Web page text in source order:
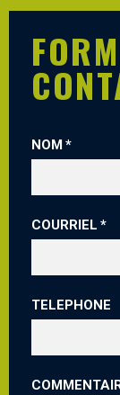
NOM
COURRIEL
TELEPHONE